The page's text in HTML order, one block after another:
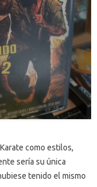
como estilos,
sería su única
tenido el mismo